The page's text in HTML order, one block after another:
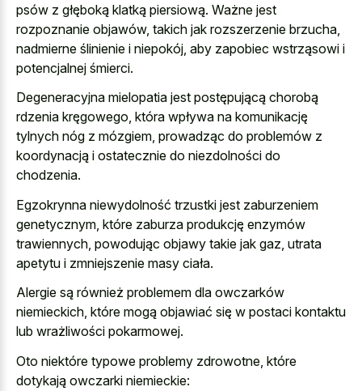
psów z głęboką klatką piersiową. Ważne jest
rozpoznanie objawów, takich jak rozszerzenie brzucha,
nadmierne ślinienie i niepokój, aby zapobiec wstrząsowi i
potencjalnej śmierci.
Degeneracyjna mielopatia jest postępującą chorobą
rdzenia kręgowego, która wpływa na komunikację
tylnych nóg z mózgiem, prowadząc do problemów z
koordynacją i ostatecznie do niezdolności do
chodzenia.
Egzokrynna niewydolność trzustki jest zaburzeniem
genetycznym, które zaburza produkcję enzymów
trawiennych, powodując objawy takie jak gaz, utrata
apetytu i zmniejszenie masy ciała.
Alergie są również problemem dla owczarków
niemieckich, które mogą objawiać się w postaci kontaktu
lub wrażliwości pokarmowej.
Oto niektóre typowe problemy zdrowotne, które
dotykają owczarki niemieckie: